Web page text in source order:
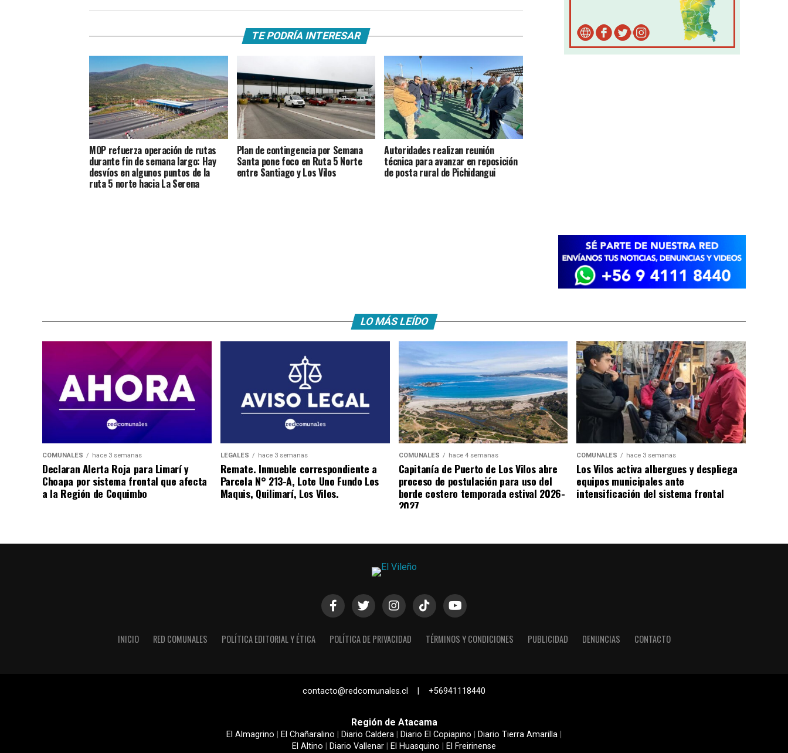
TE PODRÍA INTERESAR
MOP refuerza operación de rutas
durante fin de semana largo: Hay
desvíos en algunos puntos de la
ruta 5 norte hacia La Serena
Plan de contingencia por Semana
Santa pone foco en Ruta 5 Norte
entre Santiago y Los Vilos
Autoridades realizan reunión
técnica para avanzar en reposición
de posta rural de Pichidangui
LO MÁS LEÍDO
COMUNALES hace 3 semanas
Declaran Alerta Roja para Limarí y
Choapa por sistema frontal que afecta
a la Región de Coquimbo
LEGALES hace 3 semanas
Remate. Inmueble correspondiente a
Parcela N° 213-A, Lote Uno Fundo Los
Maquis, Quilimarí, Los Vilos.
COMUNALES hace 4 semanas
Capitanía de Puerto de Los Vilos abre
proceso de postulación para uso del
borde costero temporada estival 2026-
2027
COMUNALES hace 3 semanas
Los Vilos activa albergues y despliega
equipos municipales ante
intensificación del sistema frontal
INICIO RED COMUNALES POLÍTICA EDITORIAL Y ÉTICA POLÍTICA DE PRIVACIDAD TÉRMINOS Y CONDICIONES PUBLICIDAD DENUNCIAS CONTACTO
contacto@redcomunales.cl | +56941118440
Región de Atacama
El Almagrino El Chañaralino Diario Caldera Diario El Copiapino Diario Tierra Amarilla
El Altino
Diario Vallenar El Huasquino El Freirinense